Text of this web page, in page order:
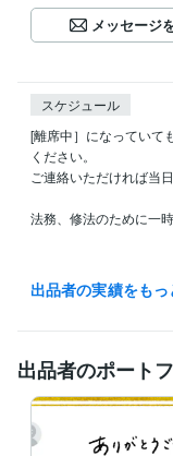
メッセージ
スケジュール
[離席中］になっていて
ください。
ご連絡いただければ当
法務、修法のために一
ーーーーーーーーー
☸ テキスト鑑定☸
御心の深層に響く鑑定を
できる限り
早くお届けできるように
精進しております
出品者の実績をもっ
出品者のポート